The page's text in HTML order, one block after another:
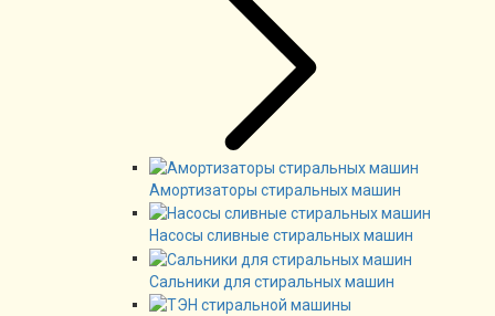
Амортизаторы стиральных машин
Насосы сливные стиральных машин
Сальники для стиральных машин